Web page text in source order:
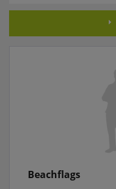
Beachflags